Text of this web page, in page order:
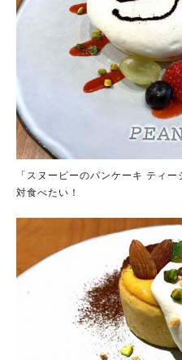
「スヌーピーのパンケーキ ティ
対食べたい！